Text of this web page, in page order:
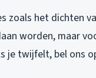
zoals het dichten
worden, maar
je twijfelt, bel ons